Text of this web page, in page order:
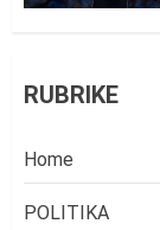
RUBRIKE
Home
POLITIKA